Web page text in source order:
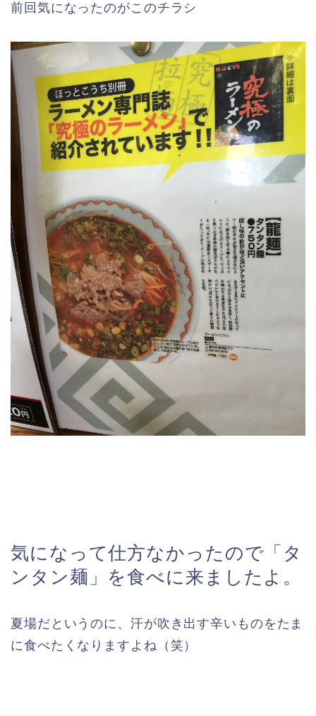
前回気になったのがこのチラシ
気になって仕方なかったので「タ
ンタン麺」を食べに来ましたよ。
夏場だというのに、汗が吹き出す辛いものをたま
に食べたくなりますよね（笑）